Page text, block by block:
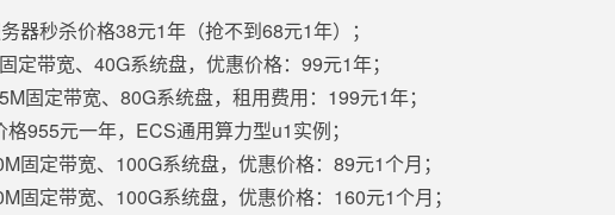
器秒杀价格38元1年（抢不到68元1年）；
定带宽、40G系统盘，优惠价格：99元1年；
固定带宽、80G系统盘，租用费用：199元1年；
955元一年，ECS通用算力型u1实例；
固定带宽、100G系统盘，优惠价格：89元1个月；
固定带宽、100G系统盘，优惠价格：160元1个月；